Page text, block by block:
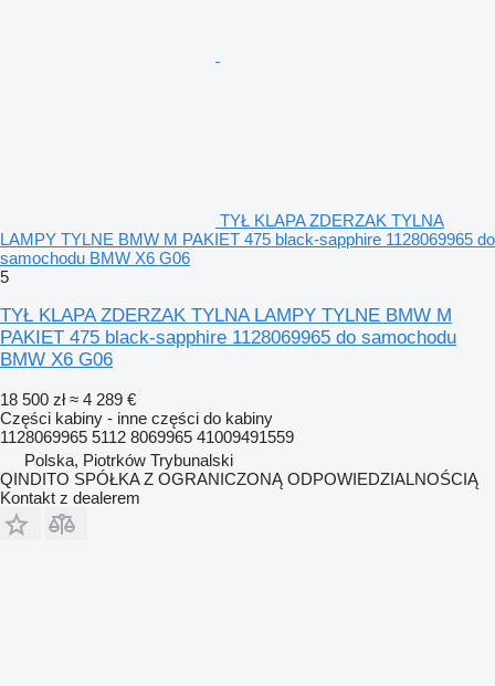
TYŁ KLAPA ZDERZAK TYLNA
LAMPY TYLNE BMW M PAKIET 475 black-sapphire 1128069965 do
samochodu BMW X6 G06
5
TYŁ KLAPA ZDERZAK TYLNA LAMPY TYLNE BMW M
PAKIET 475 black-sapphire 1128069965 do samochodu
BMW X6 G06
18 500 zł ≈ 4 289 €
Części kabiny - inne części do kabiny
1128069965 5112 8069965 41009491559
Polska, Piotrków Trybunalski
QINDITO SPÓŁKA Z OGRANICZONĄ ODPOWIEDZIALNOŚCIĄ
Kontakt z dealerem